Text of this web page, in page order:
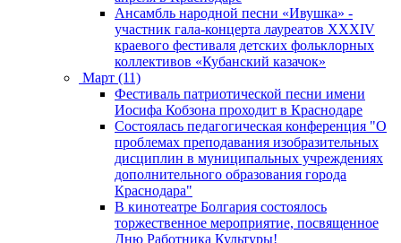
Ансамбль народной песни «Ивушка» -
участник гала-концерта лауреатов XXXIV
краевого фестиваля детских фольклорных
коллективов «Кубанский казачок»
Март (11)
Фестиваль патриотической песни имени
Иосифа Кобзона проходит в Краснодаре
Состоялась педагогическая конференция "О
проблемах преподавания изобразительных
дисциплин в муниципальных учреждениях
дополнительного образования города
Краснодара"
В кинотеатре Болгария состоялось
торжественное мероприятие, посвященное
Дню Работника Культуры!